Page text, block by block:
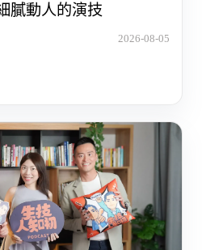
膩動人的演技
2026-08-05